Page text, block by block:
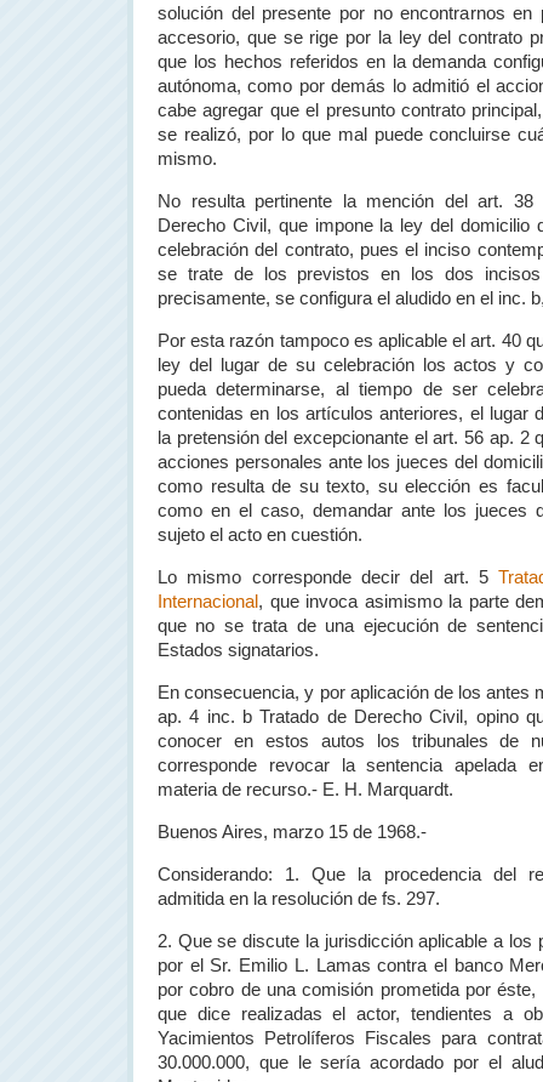
solución del presente por no encontrarnos en
accesorio, que se rige por la ley del contrato
que los hechos referidos en la demanda
autónoma, como por demás lo admitió el
cabe agregar que el presunto contrato
se realizó, por lo que mal puede concluirse
mismo.
No resulta pertinente la mención del art.
Derecho Civil, que impone la ley del domicilio
celebración del contrato, pues el inciso
se trate de los previstos en los dos
precisamente, se configura el aludido en el inc.
Por esta razón tampoco es aplicable el art. 40
ley del lugar de su celebración los actos y
pueda determinarse, al tiempo de ser
contenidas en los artículos anteriores, el lugar
la pretensión del excepcionante el art. 56 ap. 2
acciones personales ante los jueces del
como resulta de su texto, su elección es
como en el caso, demandar ante los jueces
sujeto el acto en cuestión.
Lo mismo corresponde decir del art. 5
Internacional , que invoca asimismo la parte
que no se trata de una ejecución de
Estados signatarios.
En consecuencia, y por aplicación de los antes
ap. 4 inc. b Tratado de Derecho Civil, opino
conocer en estos autos los tribunales de
corresponde revocar la sentencia apelada
materia de recurso.- E. H. Marquardt.
Buenos Aires, marzo 15 de 1968.-
Considerando: 1. Que la procedencia del
admitida en la resolución de fs. 297.
2. Que se discute la jurisdicción aplicable a los
por el Sr. Emilio L. Lamas contra el banco
por cobro de una comisión prometida por
que dice realizadas el actor, tendientes a
Yacimientos Petrolíferos Fiscales para
30.000.000, que le sería acordado por el